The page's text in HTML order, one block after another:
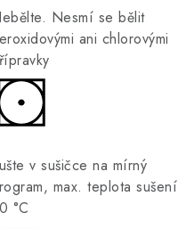
Nesmí se bělit
ani chlorovými
v sušičce na mírný
max. teplota sušení
°C